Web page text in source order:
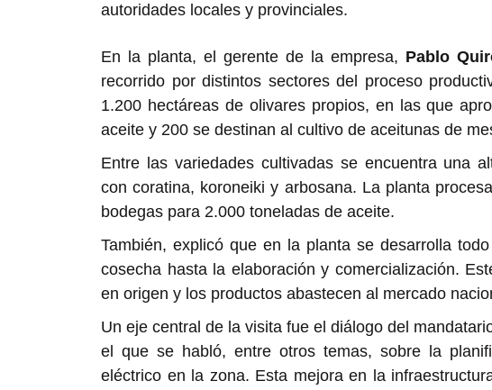
autoridades locales y provinciales.
En la planta, el gerente de la empresa, Pablo
recorrido por distintos sectores del proceso
1.200 hectáreas de olivares propios, en las que
aceite y 200 se destinan al cultivo de aceitunas de
Entre las variedades cultivadas se encuentra una
con coratina, koroneiki y arbosana. La planta
bodegas para 2.000 toneladas de aceite.
También, explicó que en la planta se desarrolla
cosecha hasta la elaboración y comercialización.
en origen y los productos abastecen al mercado
Un eje central de la visita fue el diálogo del
el que se habló, entre otros temas, sobre la
eléctrico en la zona. Esta mejora en la